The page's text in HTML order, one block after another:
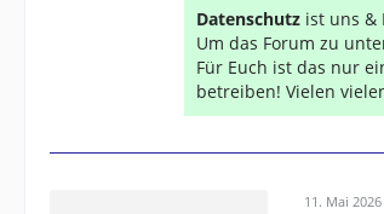
Datenschutz ist uns &
Um das Forum zu
Für Euch ist das nur
betreiben! Vielen
11. Mai 2026